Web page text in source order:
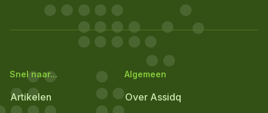
Snel naar...
Artikelen
Algemeen
Over Assidq